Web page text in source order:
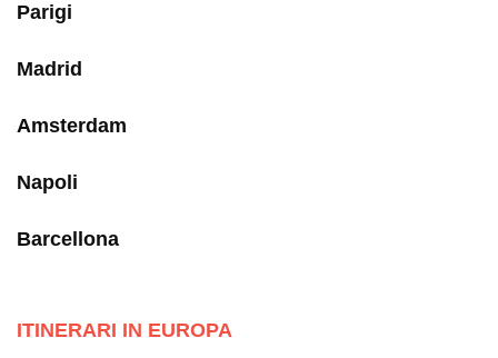
Parigi
Madrid
Amsterdam
Napoli
Barcellona
ITINERARI IN EUROPA